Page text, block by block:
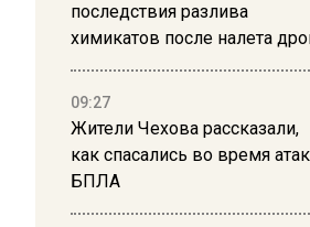
последствия разлива
химикатов после налета
09:27
Жители Чехова рассказали,
как спасались во время
БПЛА